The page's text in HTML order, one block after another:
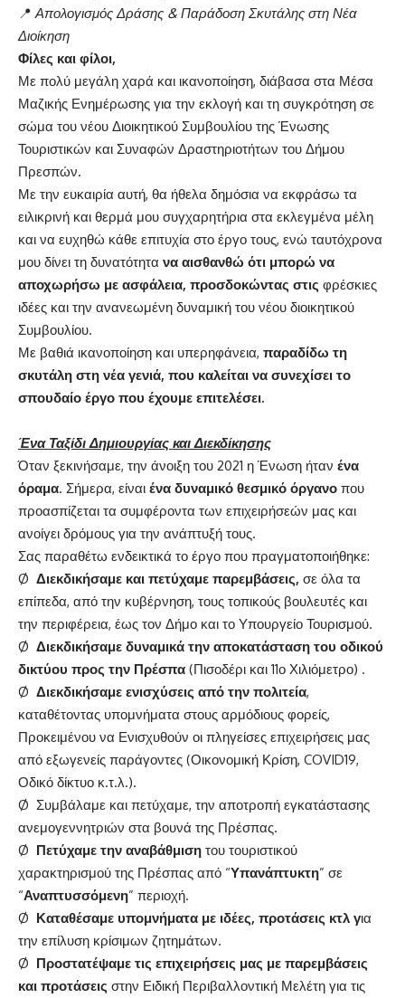
📍Απολογισμός Δράσης & Παράδοση Σκυτάλης στη Νέα
Διοίκηση
Φίλες και φίλοι,
Με πολύ μεγάλη χαρά και ικανοποίηση, διάβασα στα Μέσα
Μαζικής Ενημέρωσης για την εκλογή και τη συγκρότηση σε
σώμα του νέου Διοικητικού Συμβουλίου της Ένωσης
Τουριστικών και Συναφών Δραστηριοτήτων του Δήμου
Πρεσπών.
Με την ευκαιρία αυτή, θα ήθελα δημόσια να εκφράσω τα
ειλικρινή και θερμά μου συγχαρητήρια στα εκλεγμένα μέλη
και να ευχηθώ κάθε επιτυχία στο έργο τους, ενώ ταυτόχρονα
μου δίνει τη δυνατότητα να αισθανθώ ότι μπορώ να
αποχωρήσω με ασφάλεια, προσδοκώντας στις φρέσκιες
ιδέες και την ανανεωμένη δυναμική του νέου διοικητικού
Συμβουλίου.
Με βαθιά ικανοποίηση και υπερηφάνεια, παραδίδω τη
σκυτάλη στη νέα γενιά, που καλείται να συνεχίσει το
σπουδαίο έργο που έχουμε επιτελέσει.
Ένα Ταξίδι Δημιουργίας και Διεκδίκησης
Όταν ξεκινήσαμε, την άνοιξη του 2021 η Ένωση ήταν ένα
όραμα. Σήμερα, είναι ένα δυναμικό θεσμικό όργανο που
προασπίζεται τα συμφέροντα των επιχειρήσεών μας και
ανοίγει δρόμους για την ανάπτυξή τους.
Σας παραθέτω ενδεικτικά το έργο που πραγματοποιήθηκε:
Ø Διεκδικήσαμε και πετύχαμε παρεμβάσεις, σε όλα τα
επίπεδα, από την κυβέρνηση, τους τοπικούς βουλευτές και
την περιφέρεια, έως τον Δήμο και το Υπουργείο Τουρισμού.
Ø Διεκδικήσαμε δυναμικά την αποκατάσταση του οδικού
δικτύου προς την Πρέσπα (Πισοδέρι και 11ο Χιλιόμετρο) .
Ø Διεκδικήσαμε ενισχύσεις από την πολιτεία,
καταθέτοντας υπομνήματα στους αρμόδιους φορείς,
Προκειμένου να Ενισχυθούν οι πληγείσες επιχειρήσεις μας
από εξωγενείς παράγοντες (Οικονομική Κρίση, COVID19,
Οδικό δίκτυο κ.τ.λ.).
Ø Συμβάλαμε και πετύχαμε, την αποτροπή εγκατάστασης
ανεμογεννητριών στα βουνά της Πρέσπας.
Ø Πετύχαμε την αναβάθμιση του τουριστικού
χαρακτηρισμού της Πρέσπας από “Υπανάπτυκτη” σε
“Αναπτυσσόμενη” περιοχή.
Ø Καταθέσαμε υπομνήματα με ιδέες, προτάσεις κτλ για
την επίλυση κρίσιμων ζητημάτων.
Ø Προστατέψαμε τις επιχειρήσεις μας με παρεμβάσεις
και προτάσεις στην Ειδική Περιβαλλοντική Μελέτη για τις